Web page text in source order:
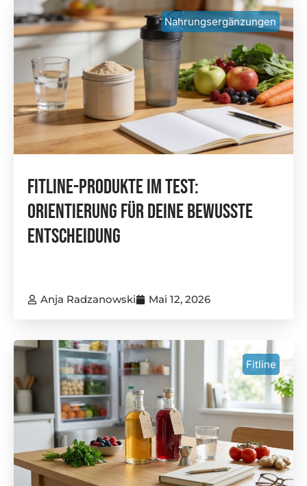
Nahrungsergänzungen
FitLine-Produkte Im Test:
Orientierung Für Deine Bewusste
Entscheidung
Anja Radzanowski Mai 12, 2026
Fitline